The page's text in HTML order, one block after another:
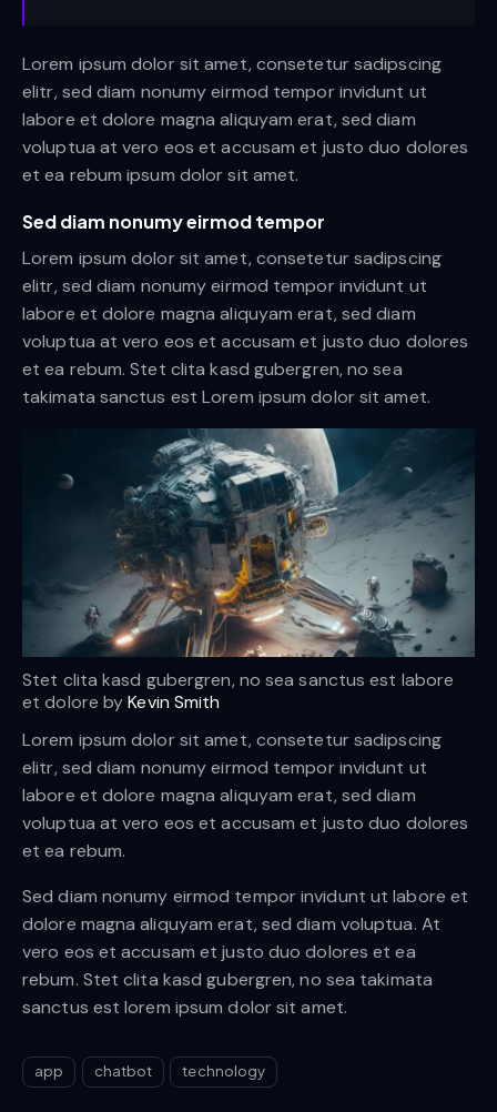
Lorem ipsum dolor sit amet, consetetur sadipscing
elitr, sed diam nonumy eirmod tempor invidunt ut
labore et dolore magna aliquyam erat, sed diam
voluptua at vero eos et accusam et justo duo dolores
et ea rebum ipsum dolor sit amet.
Sed diam nonumy eirmod tempor
Lorem ipsum dolor sit amet, consetetur sadipscing
elitr, sed diam nonumy eirmod tempor invidunt ut
labore et dolore magna aliquyam erat, sed diam
voluptua at vero eos et accusam et justo duo dolores
et ea rebum. Stet clita kasd gubergren, no sea
takimata sanctus est Lorem ipsum dolor sit amet.
Stet clita kasd gubergren, no sea sanctus est labore
et dolore byKevin Smith
Lorem ipsum dolor sit amet, consetetur sadipscing
elitr, sed diam nonumy eirmod tempor invidunt ut
labore et dolore magna aliquyam erat, sed diam
voluptua at vero eos et accusam et justo duo dolores
et ea rebum.
Sed diam nonumy eirmod tempor invidunt ut labore et
dolore magna aliquyam erat, sed diam voluptua. At
vero eos et accusam et justo duo dolores et ea
rebum. Stet clita kasd gubergren, no sea takimata
sanctus est lorem ipsum dolor sit amet.
app chatbot technology